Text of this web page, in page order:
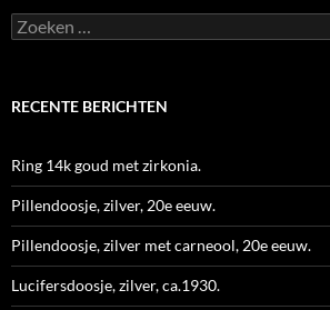
Zoeken
naar:
RECENTE BERICHTEN
Ring 14k goud met zirkonia.
Pillendoosje, zilver, 20e eeuw.
Pillendoosje, zilver met carneool, 20e eeuw.
Lucifersdoosje, zilver, ca.1930.